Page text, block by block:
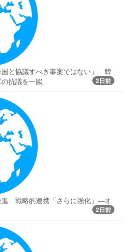
国と協議すべき事案ではない」 韓
抗議を一蹴
2日前
進 戦略的連携「さらに強化」―オ
2日前